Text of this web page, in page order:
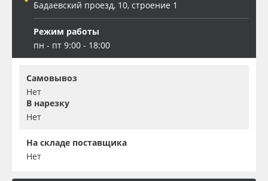
Бадаевский проезд, 10, строение 1
Режим работы
пн - пт 9:00 - 18:00
Самовывоз
Нет
В нарезку
Нет
На складе поставщика
Нет